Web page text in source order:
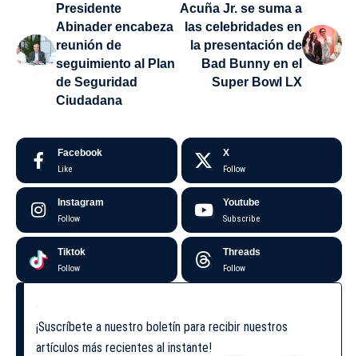
Presidente
Abinader encabeza
reunión de
seguimiento al Plan
de Seguridad
Ciudadana
Acuña Jr. se suma a
las celebridades en
la presentación de
Bad Bunny en el
Super Bowl LX
Facebook
Like
X
Follow
Instagram
Follow
Youtube
Subscribe
Tiktok
Follow
Threads
Follow
¡Suscríbete a nuestro boletín para recibir nuestros
artículos más recientes al instante!